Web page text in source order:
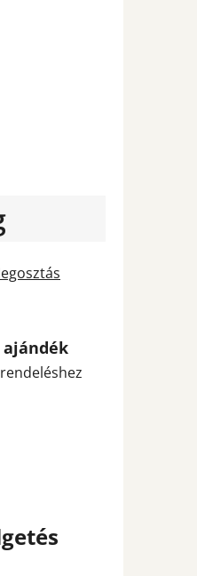
ajándék